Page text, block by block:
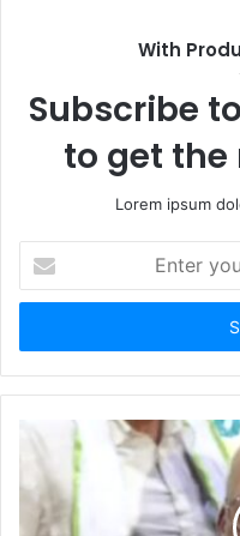
With
Subscribe
to get the
Lorem ipsum
your
Email